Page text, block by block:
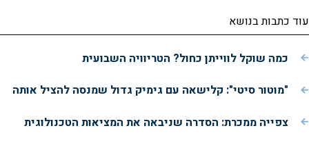
עוד כתבות בנושא
כמה שוקל לווייתן כחול? הטריוויה השבועית
"מוטור סיטי": קלישאה עם גימיק גדול שמנסה להציל אותה
צפייה ממכרת: הסדרה שניבאה את המציאות הטכנולוגית